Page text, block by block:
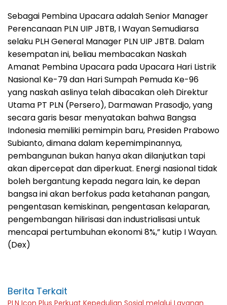
Sebagai Pembina Upacara adalah Senior Manager
Perencanaan PLN UIP JBTB, I Wayan Semudiarsa
selaku PLH General Manager PLN UIP JBTB. Dalam
kesempatan ini, beliau membacakan Naskah
Amanat Pembina Upacara pada Upacara Hari Listrik
Nasional Ke-79 dan Hari Sumpah Pemuda Ke-96
yang naskah aslinya telah dibacakan oleh Direktur
Utama PT PLN (Persero), Darmawan Prasodjo, yang
secara garis besar menyatakan bahwa Bangsa
Indonesia memiliki pemimpin baru, Presiden Prabowo
Subianto, dimana dalam kepemimpinannya,
pembangunan bukan hanya akan dilanjutkan tapi
akan dipercepat dan diperkuat. Energi nasional tidak
boleh bergantung kepada negara lain, ke depan
bangsa ini akan berfokus pada ketahanan pangan,
pengentasan kemiskinan, pengentasan kelaparan,
pengembangan hilirisasi dan industrialisasi untuk
mencapai pertumbuhan ekonomi 8%,” kutip I Wayan.
(Dex)
Berita Terkait